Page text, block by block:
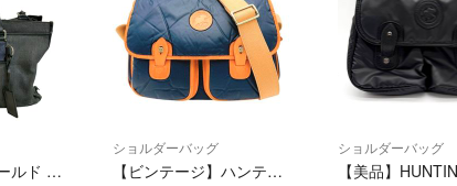
ハンティングワールド HUNTING WORLD ショルダーバッグ キャンバス 2wayビジネスバッグ ブリーフケース ブラック
ショルダーバッグ
【ビンテージ】ハンティングワールド ショルダーバッグ バチューオリジン 紺
ショルダーバッグ